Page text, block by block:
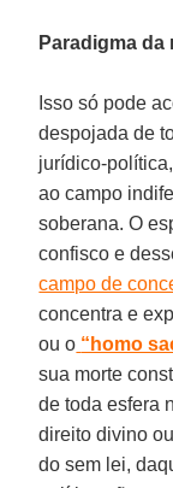
Paradigma
Isso só pode
despojada de
jurídico-
ao campo
soberana. O
confisco e
campo de
concentra e
ou o “homo
sua morte
de toda esfera
direito divino
do sem lei,